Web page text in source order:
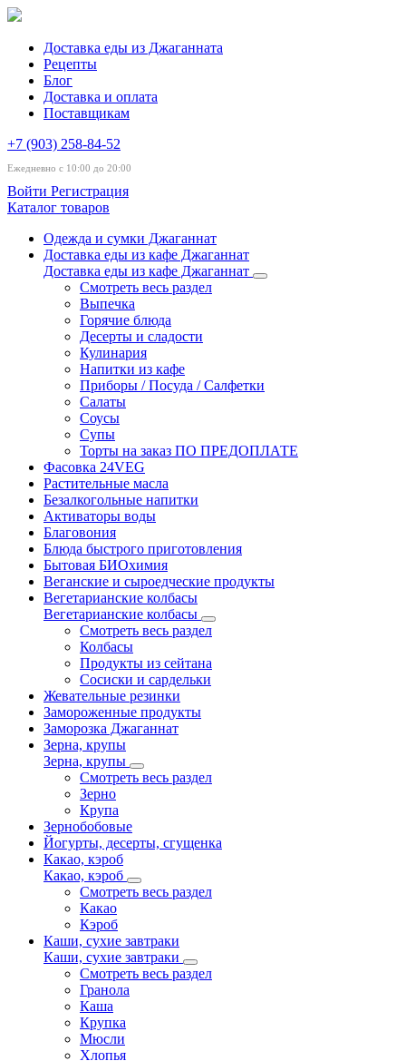
Доставка еды из Джаганната
Рецепты
Блог
Доставка и оплата
Поставщикам
+7 (903) 258-84-52
Ежедневно с 10:00 до 20:00
Войти Регистрация
Каталог товаров
Одежда и сумки Джаганнат
Доставка еды из кафе Джаганнат
Доставка еды из кафе Джаганнат
Смотреть весь раздел
Выпечка
Горячие блюда
Десерты и сладости
Кулинария
Напитки из кафе
Приборы / Посуда / Салфетки
Салаты
Соусы
Супы
Торты на заказ ПО ПРЕДОПЛАТЕ
Фасовка 24VEG
Растительные масла
Безалкогольные напитки
Активаторы воды
Благовония
Блюда быстрого приготовления
Бытовая БИОхимия
Веганские и сыроедческие продукты
Вегетарианские колбасы
Вегетарианские колбасы
Смотреть весь раздел
Колбасы
Продукты из сейтана
Сосиски и сардельки
Жевательные резинки
Замороженные продукты
Заморозка Джаганнат
Зерна, крупы
Зерна, крупы
Смотреть весь раздел
Зерно
Крупа
Зернобобовые
Йогурты, десерты, сгущенка
Какао, кэроб
Какао, кэроб
Смотреть весь раздел
Какао
Кэроб
Каши, сухие завтраки
Каши, сухие завтраки
Смотреть весь раздел
Гранола
Каша
Крупка
Мюсли
Хлопья